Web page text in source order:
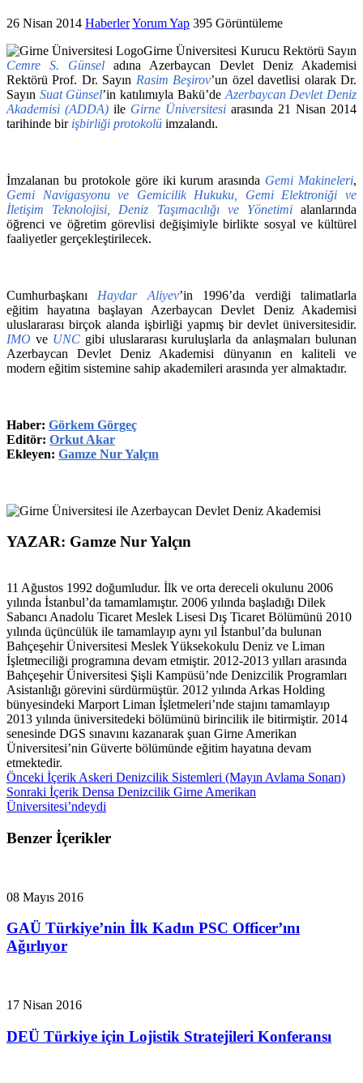
26 Nisan 2014 HaberlerYorum Yap 395 Görüntüleme
Girne Üniversitesi Kurucu Rektörü Sayın
Cemre S. Günsel adına Azerbaycan Devlet Deniz Akademisi
Rektörü Prof. Dr. Sayın Rasim Beşirov’un özel davetlisi olarak Dr.
Sayın Suat Günsel’in katılımıyla Bakü’de Azerbaycan Devlet Deniz
Akademisi (ADDA) ile Girne Üniversitesi arasında 21 Nisan 2014
tarihinde bir işbirliği protokolü imzalandı.
İmzalanan bu protokole göre iki kurum arasında Gemi Makineleri,
Gemi Navigasyonu ve Gemicilik Hukuku, Gemi Elektroniği ve
İletişim Teknolojisi, Deniz Taşımacılığı ve Yönetimialanlarında
öğrenci ve öğretim görevlisi değişimiyle birlikte sosyal ve kültürel
faaliyetler gerçekleştirilecek.
Cumhurbaşkanı Haydar Aliyev’in 1996’da verdiği talimatlarla
eğitim hayatına başlayan Azerbaycan Devlet Deniz Akademisi
uluslararası birçok alanda işbirliği yapmış bir devlet üniversitesidir.
IMO ve UNCgibi uluslararası kuruluşlarla da anlaşmaları bulunan
Azerbaycan Devlet Deniz Akademisi dünyanın en kaliteli ve
modern eğitim sistemine sahip akademileri arasında yer almaktadır.
Haber: Görkem Görgeç
Editör: Orkut Akar
Ekleyen: Gamze Nur Yalçın
YAZAR: Gamze Nur Yalçın
11 Ağustos 1992 doğumludur. İlk ve orta dereceli okulunu 2006
yılında İstanbul’da tamamlamıştır. 2006 yılında başladığı Dilek
Sabancı Anadolu Ticaret Meslek Lisesi Dış Ticaret Bölümünü 2010
yılında üçüncülük ile tamamlayıp aynı yıl İstanbul’da bulunan
Bahçeşehir Üniversitesi Meslek Yüksekokulu Deniz ve Liman
İşletmeciliği programına devam etmiştir. 2012-2013 yılları arasında
Bahçeşehir Üniversitesi Şişli Kampüsü’nde Denizcilik Programları
Asistanlığı görevini sürdürmüştür. 2012 yılında Arkas Holding
bünyesindeki Marport Liman İşletmeleri’nde stajını tamamlayıp
2013 yılında üniversitedeki bölümünü birincilik ile bitirmiştir. 2014
senesinde DGS sınavını kazanarak şuan Girne Amerikan
Üniversitesi’nin Güverte bölümünde eğitim hayatına devam
etmektedir.
Önceki İçerik Askeri Denizcilik Sistemleri (Mayın Avlama Sonarı)
Sonraki İçerik Densa Denizcilik Girne Amerikan
Üniversitesi’ndeydi
Benzer İçerikler
08 Mayıs 2016
GAÜ Türkiye’nin İlk Kadın PSC Officer’ını
Ağırlıyor
17 Nisan 2016
DEÜ Türkiye için Lojistik Stratejileri Konferansı